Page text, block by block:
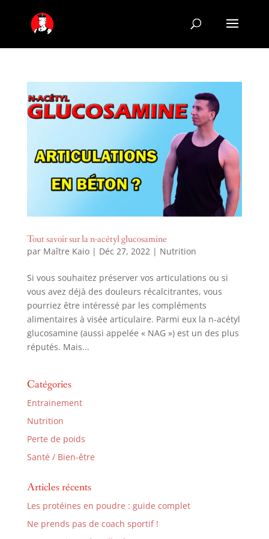
Tout savoir sur la n-acétyl glucosamine
par Maître Kaio| Déc 27, 2022| Nutrition
Si vous souhaitez préserver vos articulations ou si
vous avez déjà des douleurs récalcitrantes, vous
pourriez être intéressé par les compléments
alimentaires à visée articulaire. Parmi eux la n-acétyl
glucosamine (aussi appelée « NAG ») est un des plus
réputés. Mais...
Catégories
Entrainement
Nutrition
Perte de poids
Santé / Bien-être
Articles récents
Les protéines en poudre : guide complet
Ne prends pas de coach sportif !